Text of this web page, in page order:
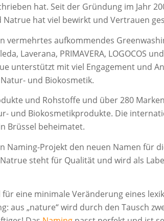
hat. Seit der Gründung im Jahr
hat viel bewirkt und Vertrauen
vermehrtes aufkommendes
Laverana, PRIMAVERA, LOGOCOS
unterstützt mit viel Engagement und
und Biokosmetik.
und Rohstoffe und über 280
und Biokosmetikprodukte. Die
Brüssel beheimatet.
Naming-Projekt den neuen Namen für
steht für Qualität und wird als
eine minimale Veränderung eines
aus „nature“ wird durch den Tausch